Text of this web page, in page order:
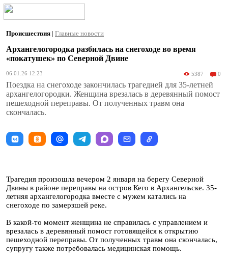
Происшествия | Главные новости
Архангелогородка разбилась на снегоходе во время
«покатушек» по Северной Двине
06.01.26 12:23 5387 0
Поездка на снегоходе закончилась трагедией для 35-летней
архангелогородки. Женщина врезалась в деревянный помост
пешеходной переправы. От полученных травм она
скончалась.
Трагедия произошла вечером 2 января на берегу Северной
Двины в районе переправы на остров Кего в Архангельске. 35-
летняя архангелогородка вместе с мужем катались на
снегоходе по замерзшей реке.
В какой-то момент женщина не справилась с управлением и
врезалась в деревянный помост готовящейся к открытию
пешеходной переправы. От полученных травм она скончалась,
супругу также потребовалась медицинская помощь.